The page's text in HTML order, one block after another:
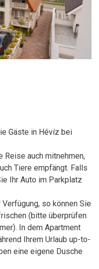
Gäste in Hévíz bei
Reise auch mitnehmen,
Tiere empfängt. Falls
Ihr Auto im Parkplatz
so können Sie
(bitte überprüfen
In dem Apartment
Ihrem Urlaub up-to-
eine eigene Dusche